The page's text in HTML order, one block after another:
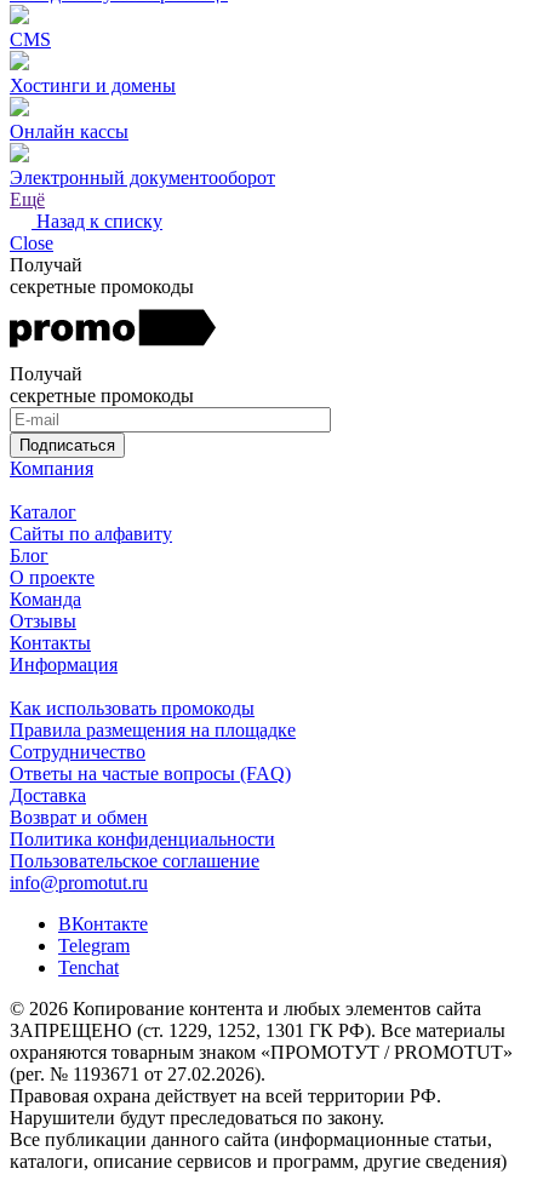
CMS
Хостинги и домены
Онлайн кассы
Электронный документооборот
Ещё
Назад к списку
Close
Получай
секретные промокоды
Получай
секретные промокоды
Подписаться
Компания
Каталог
Сайты по алфавиту
Блог
О проекте
Команда
Отзывы
Контакты
Информация
Как использовать промокоды
Правила размещения на площадке
Сотрудничество
Ответы на частые вопросы (FAQ)
Доставка
Возврат и обмен
Политика конфиденциальности
Пользовательское соглашение
info@promotut.ru
ВКонтакте
Telegram
Tenchat
© 2026 Копирование контента и любых элементов сайта
ЗАПРЕЩЕНО (ст. 1229, 1252, 1301 ГК РФ). Все материалы
охраняются товарным знаком «ПРОМОТУТ / PROMOTUT»
(рег. № 1193671 от 27.02.2026).
Правовая охрана действует на всей территории РФ.
Нарушители будут преследоваться по закону.
Все публикации данного сайта (информационные статьи,
каталоги, описание сервисов и программ, другие сведения)